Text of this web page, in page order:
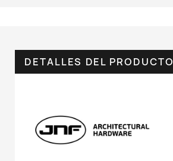
DETALLES DEL PRODUCTO